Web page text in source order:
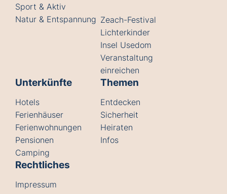
Sport & Aktiv
Natur & Entspannung Zeach-Festival
Lichterkinder
Insel Usedom
Veranstaltung
einreichen
Unterkünfte
Hotels
Ferienhäuser
Ferienwohnungen
Pensionen
Camping
Themen
Entdecken
Sicherheit
Heiraten
Infos
Rechtliches
Impressum